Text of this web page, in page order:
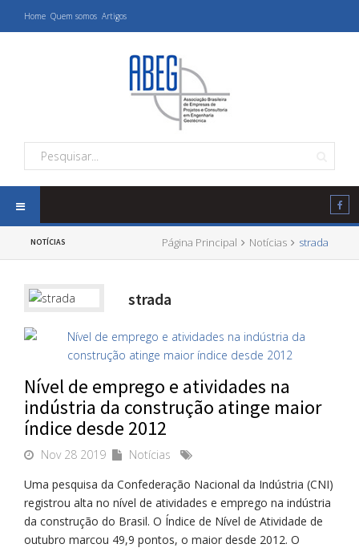
Home Quem somos Artigos
NOTÍCIAS Página Principal Notícias strada
strada
Nível de emprego e atividades na
indústria da construção atinge maior
índice desde 2012
Nov 28 2019
Notícias
Uma pesquisa da Confederação Nacional da Indústria (CNI)
registrou alta no nível de atividades e emprego na indústria
da construção do Brasil. O Índice de Nível de Atividade de
outubro marcou 49,9 pontos, o maior desde 2012. O